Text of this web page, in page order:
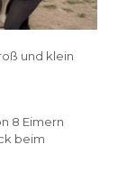
und klein
8 Eimern
beim